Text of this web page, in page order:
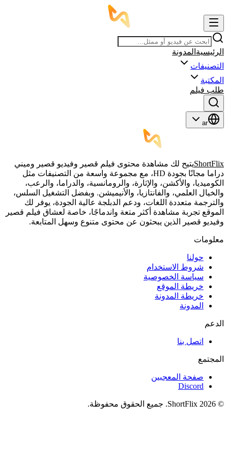
الرئيسية المدونة
التصنيفات
المكتبة
طلب فيلم
ar
ShortFlixيتيح لك مشاهدة محتوى فيلم قصير وفيديو قصير وميني
دراما مجانًا بجودة HD، مع مجموعة واسعة من التصنيفات مثل
الكوميديا، والأكشن، والإثارة، والرومانسية، والدراما، والرعب،
والخيال العلمي، والفانتازيا، والأنيميشن. وبفضل التشغيل السلس،
والترجمة متعددة اللغات، ودعم الدبلجة عالية الجودة، يوفر لك
الموقع تجربة مشاهدة أكثر متعة واندماجًا، خاصة لعشاق فيلم قصير
وفيديو قصير الذين يبحثون عن محتوى متنوع وسهل المتابعة.
معلومات
حولنا
شروط الاستخدام
سياسة الخصوصية
خريطة الموقع
خريطة المدونة
المدونة
الدعم
اتصل بنا
المجتمع
صفحة المعجبين
Discord
© 2026 ShortFlix. جميع الحقوق محفوظة.